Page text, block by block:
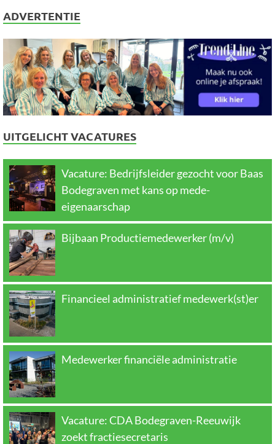
ADVERTENTIE
UITGELICHT VACATURES
Vacature: Bedrijfsleider gezocht voor Baas
Bodegraven met kans op mede-
eigenaarschap
Bijbaan Productiemedewerker (m/v)
Financieel administratief medewerk(st)er
Medewerker financiële administratie
Vacature: CDA Bodegraven-Reeuwijk
zoekt fractiesecretaris